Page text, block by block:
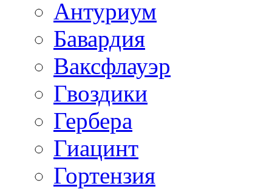
Антуриум
Бавардия
Ваксфлауэр
Гвоздики
Гербера
Гиацинт
Гортензия